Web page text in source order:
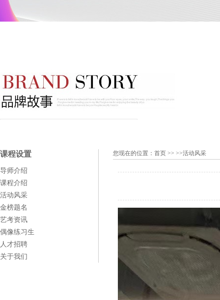
课程设置
导师介绍
课程介绍
活动风采
金榜题名
艺考资讯
偶像练习生
人才招聘
关于我们
您现在的位置： 首页 >> >>活动风采